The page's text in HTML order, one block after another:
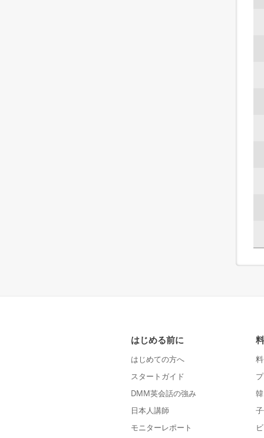
はじめる前に
はじめての方へ
スタートガイド
DMM英会話の強み
日本人講師
モニターレポート